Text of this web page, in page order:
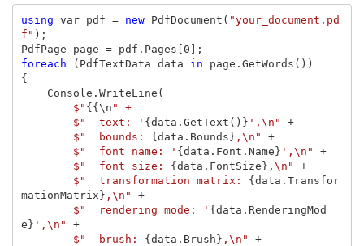
using var pdf = new PdfDocument ( "your_document.pd
f" );
PdfPage
page = pdf . Pages [0 ];
foreach
( PdfTextData data in page . GetWords ())
{
Console . WriteLine (
$" {{\ n
" +
$"  text: ' {data . GetText ()} ',\n"
+
$"  bounds: {data . Bounds} ,\n"
+
$"  font name: ' {data . Font . Name} ',\n"
+
$"  font size: {data . FontSize} ,\n"
+
$"  transformation matrix: {data . Transfor
mationMatrix} ,\n"
+
$"  rendering mode: ' {data . RenderingMod
e} ',\n"
+
$"  brush: {data . Brush} ,\n"
+